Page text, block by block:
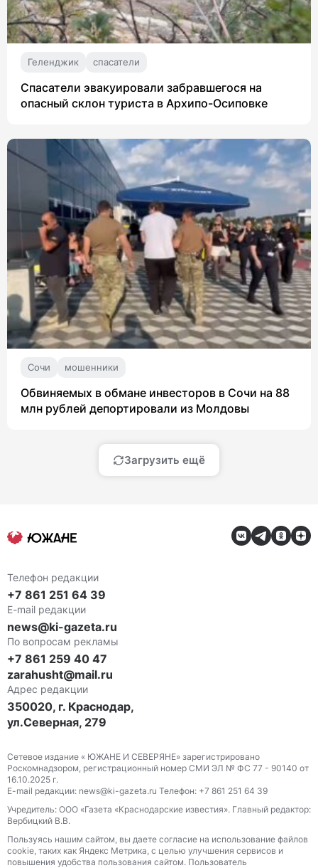
Геленджик спасатели
Спасатели эвакуировали забравшегося на
опасный склон туриста в Архипо-Осиповке
Сочи мошенники
Обвиняемых в обмане инвесторов в Сочи на 88
млн рублей депортировали из Молдовы
Загрузить ещё
Телефон редакции
+7 861 251 64 39
E-mail редакции
news@ki-gazeta.ru
По вопросам рекламы
+7 861 259 40 47
zarahusht@mail.ru
Адрес редакции
350020, г. Краснодар,
ул.Северная, 279
Сетевое издание « ЮЖАНЕ И СЕВЕРЯНЕ» зарегистрировано
Роскомнадзором, регистрационный номер СМИ ЭЛ № ФС 77 - 90140 от
16.10.2025 г.
E-mail редакции: news@ki-gazeta.ru Телефон: +7 861 251 64 39
Учредитель: ООО «Газета «Краснодарские известия». Главный редактор:
Вербицкий В.В.
Пользуясь нашим сайтом, вы даете согласие на использование файлов
сооkіе, таких как Яндекс Метрика, с целью улучшения сервисов и
повышения удобства пользования сайтом. Пользователь